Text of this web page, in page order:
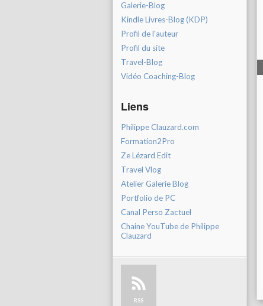
Galerie-Blog
Kindle Livres-Blog (KDP)
Profil de l'auteur
Profil du site
Travel-Blog
Vidéo Coaching-Blog
Liens
Philippe Clauzard.com
Formation2Pro
Ze Lézard Edit
Travel Vlog
Atelier Galerie Blog
Portfolio de PC
Canal Perso Zactuel
Chaine YouTube de Philippe
Clauzard
RSS